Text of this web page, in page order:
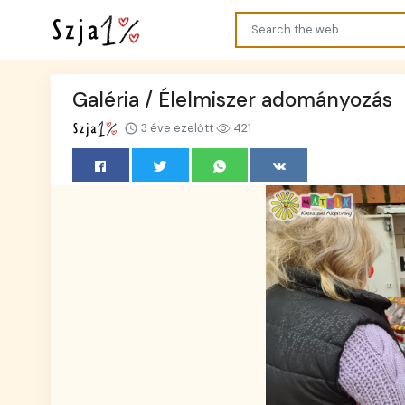
Galéria / Élelmiszer adományozás
3 éve ezelőtt 421